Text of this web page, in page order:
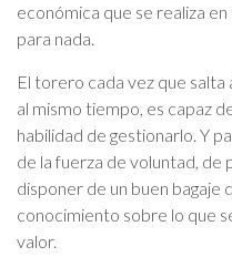
económica que se realiza
para nada.
El torero cada vez que
al mismo tiempo, es capaz
habilidad de gestionarlo. Y
de la fuerza de voluntad, de
disponer de un buen bagaje
conocimiento sobre lo que
valor.